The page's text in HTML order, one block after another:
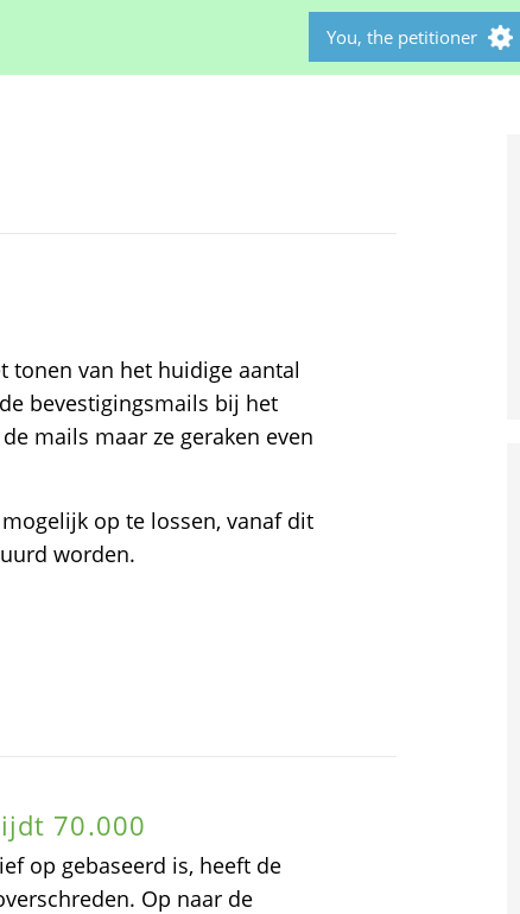
You, the petitioner
tonen van het huidige aantal
bevestigingsmails bij het
mails maar ze geraken even
op te lossen, vanaf dit
worden.
70.000
op gebaseerd is, heeft de
Op naar de